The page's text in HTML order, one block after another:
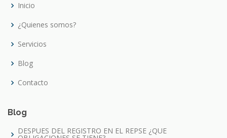
Inicio
¿Quienes somos?
Servicios
Blog
Contacto
Blog
DESPUES DEL REGISTRO EN EL REPSE ¿QUE